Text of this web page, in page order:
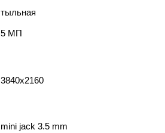
тыльная
5 МП
3840x2160
mini jack 3.5 mm